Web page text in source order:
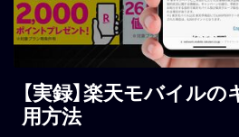
移
【実録】楽天モバイル
用方法